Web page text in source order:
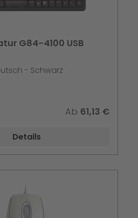
G84-4100 USB
- Schwarz
Ab 61,13 €
Details